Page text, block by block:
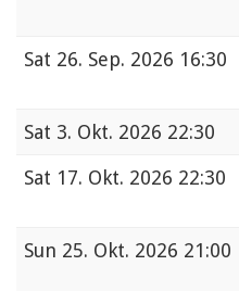
Sat 26. Sep. 2026 16:30
Sat 3. Okt. 2026 22:30
Sat 17. Okt. 2026 22:30
Sun 25. Okt. 2026 21:00